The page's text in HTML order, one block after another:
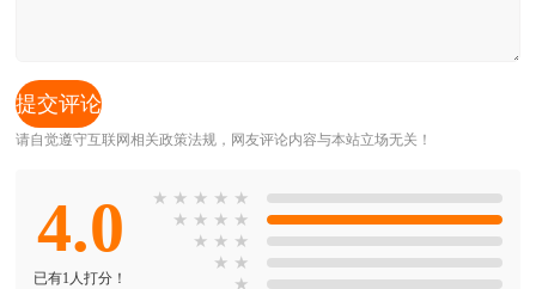
请自觉遵守互联网相关政策法规，网友评论内容与本站立场无关！
4.0
已有1人打分！
★ ★ ★ ★ ★
★ ★ ★ ★
★ ★ ★
★ ★
★